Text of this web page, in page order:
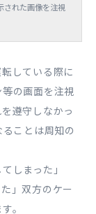
された画像を注視
している際に
の画面を注視
遵守しなかっ
ことは周知の
しまった」
」双方のケー
。